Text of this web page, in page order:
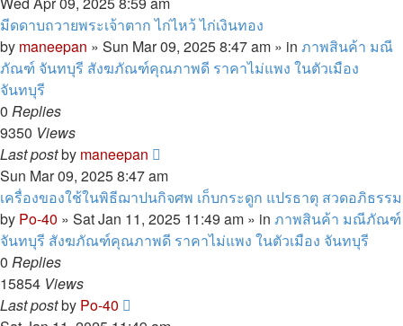
มีดดาบถวายพระเจ้าตาก ไก่ไหว้ ไก่เงินทอง
by maneepan » Sun Mar 09, 2025 8:47 am » in ภาพสินค้า มณี
ภัณฑ์ จันทบุรี สังฆภัณฑ์คุณภาพดี ราคาไม่แพง ในตัวเมือง
จันทบุรี
0 Replies
9350 Views
Last postby maneepan
Sun Mar 09, 2025 8:47 am
เครื่องของใช้ในพิธีฌาปนกิจศพ เก็บกระดูก แปรธาตุ สวดอภิธรรม
by Po-40 » Sat Jan 11, 2025 11:49 am » in ภาพสินค้า มณีภัณฑ์
จันทบุรี สังฆภัณฑ์คุณภาพดี ราคาไม่แพง ในตัวเมือง จันทบุรี
0 Replies
15854 Views
Last postby Po-40